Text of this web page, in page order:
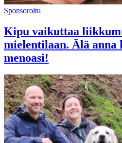
Sponsoroitu
Kipu vaikuttaa
mielentilaan. Älä anna
menoasi!